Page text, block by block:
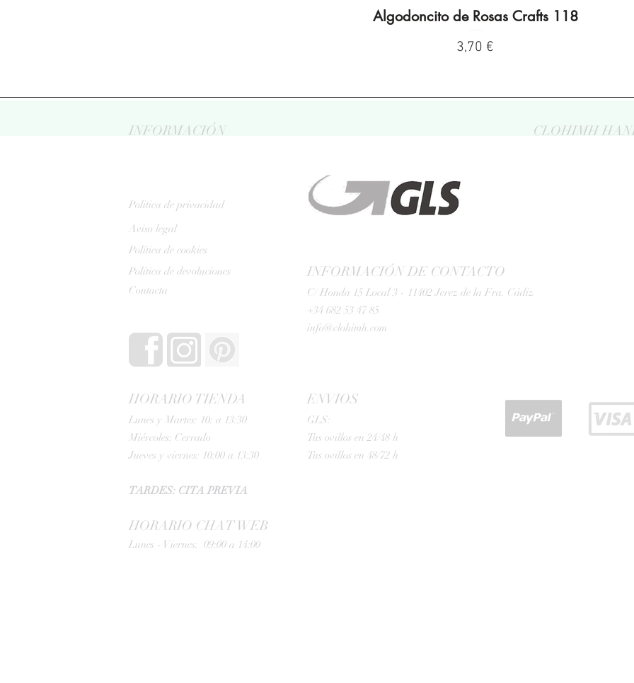
Visualização rápida
Algodoncito de Rosas Crafts 118
Preço
3,70 €
INFORMACIÓN CLOHIMH
Politica de privacidad
Aviso legal
Política de cookies
Política de devoluciones
Contacta
INFORMACIÓN DE CONTACTO
C/ Honda 15 Local 3 - 11402 Jerez de la Fra. Cádiz
+34 682 53 47 85
info@clohimh.com
HORARIO TIENDA
Lunes y Martes: 10: a 13:30
Miércoles: Cerrado
Jueves y viernes: 10:00 a 13:30
TARDES: CITA PREVIA
HORARIO CHAT WEB
Lunes - Viernes: 09:00 a 14:00
ENVIOS
GLS:
Tus ovillos en 24/48 h
Tus ovillos en 48/72 h